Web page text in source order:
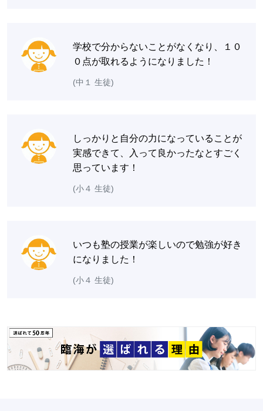
学校で分からないことがなくなり、１０
０点が取れるようになりました！
(中１ 生徒)
しっかりと自分の力になっていることが
実感できて、入って良かったなとすごく
思っています！
(小４ 生徒)
いつも塾の授業が楽しいので勉強が好き
になりました！
(小４ 生徒)